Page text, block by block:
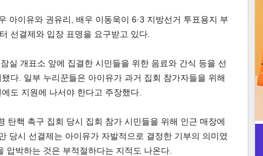
아이유와 권유리, 배우 이동욱이 6·3 지방선거 투표용지 부
선결제와 입장 표명을 요구받고 있다.
실 개표소 앞에 집결한 시민들을 위한 음료와 간식 등을 선
다. 일부 누리꾼들은 아이유가 과거 집회 참가자들을 위해
도 지원에 나서야 한다고 주장했다.
탄핵 촉구 집회 당시 집회 참가 시민들을 위해 인근 매장에
당시 선결제는 아이유가 자발적으로 결정한 기부의 의미였
압박하는 것은 부적절하다는 지적도 나온다.